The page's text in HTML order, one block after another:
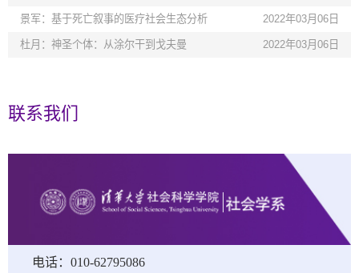
2022年03月06日
景军：基于死亡叙事的医疗社会生态分析
2022年03月06日
杜月：神圣个体：从涂尔干到戈夫曼
联系我们
电话：010-62795086